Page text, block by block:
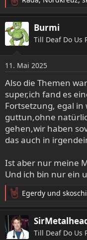
R
e
a
k
t
n
e
n
:
Burmi
Till Deaf Do Us
11. Mai 2025
Also die Themen
super,ich fand es
Fortsetzung, egal
guttun,ohne
gehen,wir haben
das auch in
Ist aber nur meine
Und ich bin nur ein
R
e
k
t
Egerdy und skoschi
Till Deaf Do Us